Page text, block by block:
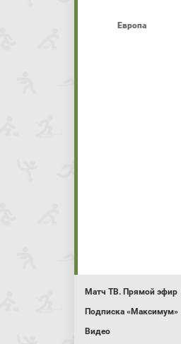
Европа
Матч ТВ. Прямой эфир
Подписка «Максимум»
Видео